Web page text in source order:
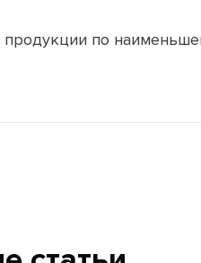
по